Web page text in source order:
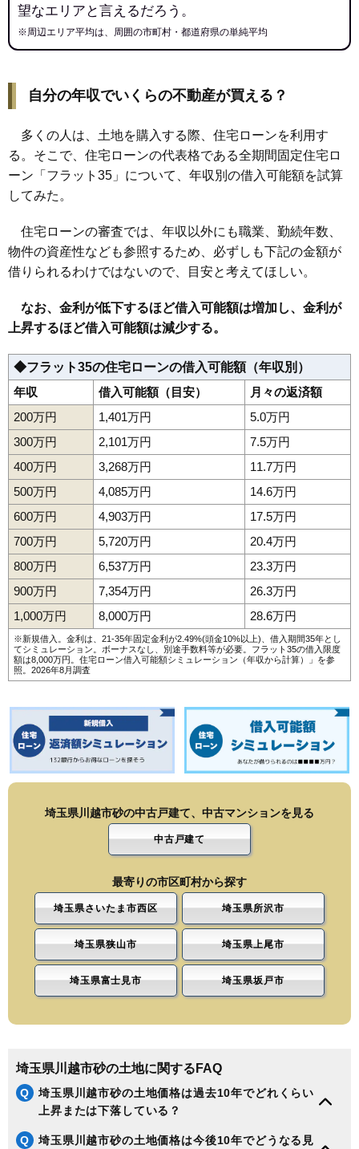
望なエリアと言えるだろう。
※周辺エリア平均は、周囲の市町村・都道府県の単純平均
自分の年収でいくらの不動産が買える？
多くの人は、土地を購入する際、住宅ローンを利用す
る。そこで、住宅ローンの代表格である全期間固定住宅ロ
ーン「フラット35」について、年収別の借入可能額を試算
してみた。
住宅ローンの審査では、年収以外にも職業、勤続年数、
物件の資産性なども参照するため、必ずしも下記の金額が
借りられるわけではないので、目安と考えてほしい。
なお、金利が低下するほど借入可能額は増加し、金利が
上昇するほど借入可能額は減少する。
◆フラット35の住宅ローンの借入可能額（年収別）
年収
借入可能額（目安）
月々の返済額
200万円
1,401万円
5.0万円
300万円
2,101万円
7.5万円
400万円
3,268万円
11.7万円
500万円
4,085万円
14.6万円
600万円
4,903万円
17.5万円
700万円
5,720万円
20.4万円
800万円
6,537万円
23.3万円
900万円
7,354万円
26.3万円
1,000万円
8,000万円 28.6万円
※新規借入。金利は、21-35年固定金利が2.49%(頭金10%以上)、借入期間35年とし
てシミュレーション。ボーナスなし、別途手数料等が必要。フラット35の借入限度
額は8,000万円。 住宅ローン借入可能額シミュレーション（年収から計算）
」を参
照。2026年8月調査
埼玉県川越市砂の中古戸建て、中古マンションを見る
中古戸建て
最寄りの市区町村から探す
埼玉県さいたま市西区 埼玉県所沢市
埼玉県狭山市 埼玉県上尾市
埼玉県富士見市 埼玉県坂戸市
埼玉県川越市砂の土地に関するFAQ
Q
埼玉県川越市砂の土地価格は過去10年でどれくらい
上昇または下落している？
Q 埼玉県川越市砂の土地価格は今後10年でどうなる見